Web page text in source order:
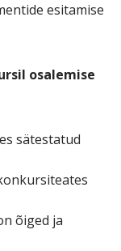
esitamise
osalemise
sätestatud
õiged ja